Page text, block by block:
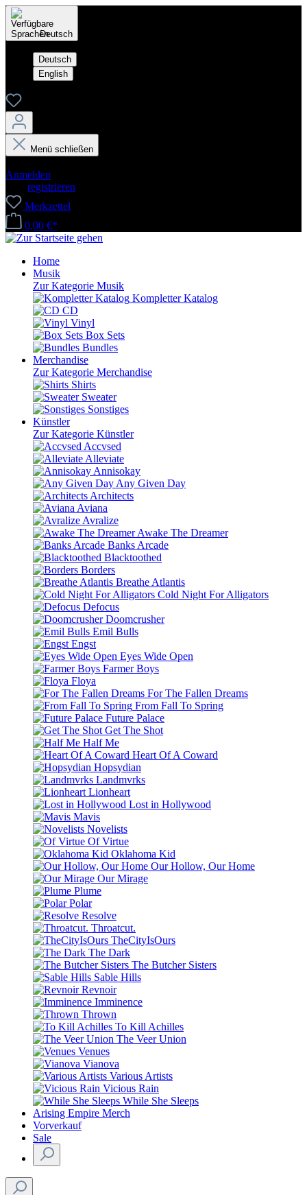
Deutsch
Deutsch
English
Menü schließen
Anmelden
registrieren
Merkzettel
0,00 €*
Home
Musik
Zur Kategorie Musik
Kompletter Katalog
CD
Vinyl
Box Sets
Bundles
Merchandise
Zur Kategorie Merchandise
Shirts
Sweater
Sonstiges
Künstler
Zur Kategorie Künstler
Accvsed
Alleviate
Annisokay
Any Given Day
Architects
Aviana
Avralize
Awake The Dreamer
Banks Arcade
Blacktoothed
Borders
Breathe Atlantis
Cold Night For Alligators
Defocus
Doomcrusher
Emil Bulls
Engst
Eyes Wide Open
Farmer Boys
Floya
For The Fallen Dreams
From Fall To Spring
Future Palace
Get The Shot
Half Me
Heart Of A Coward
Hopsydian
Landmvrks
Lionheart
Lost in Hollywood
Mavis
Novelists
Of Virtue
Oklahoma Kid
Our Hollow, Our Home
Our Mirage
Plume
Polar
Resolve
Throatcut.
TheCityIsOurs
The Dark
The Butcher Sisters
Sable Hills
Revnoir
Imminence
Thrown
To Kill Achilles
The Veer Union
Venues
Vianova
Various Artists
Vicious Rain
While She Sleeps
Arising Empire Merch
Vorverkauf
Sale